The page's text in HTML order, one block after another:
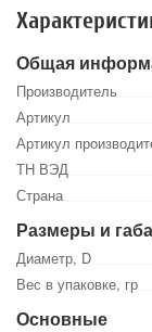
Общая
Производитель
Артикул
Артикул
ТН ВЭД
Страна
Размеры и
Диаметр, D
Вес в упаковке, гр
Основные